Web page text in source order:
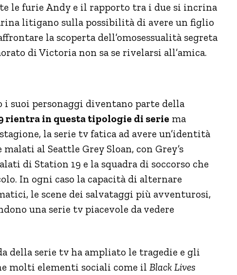
le furie Andy e il rapporto tra i due si incrina
litigano sulla possibilità di avere un figlio
la scoperta dell’omosessualità segreta
di Victoria non sa se rivelarsi all’amica.
i suoi personaggi diventano parte della
rientra in questa tipologie di serie ma
la serie tv fatica ad avere un’identità
al Seattle Grey Sloan, con Grey’s
di Station 19 e la squadra di soccorso che
In ogni caso la capacità di alternare
le scene dei salvataggi più avventurosi,
una serie tv piacevole da vedere
della serie tv ha ampliato le tragedie e gli
molti elementi sociali come il Black Lives